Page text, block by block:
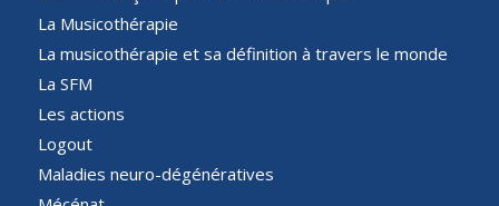
La Musicothérapie
La musicothérapie et sa définition à travers le monde
La SFM
Les actions
Logout
Maladies neuro-dégénératives